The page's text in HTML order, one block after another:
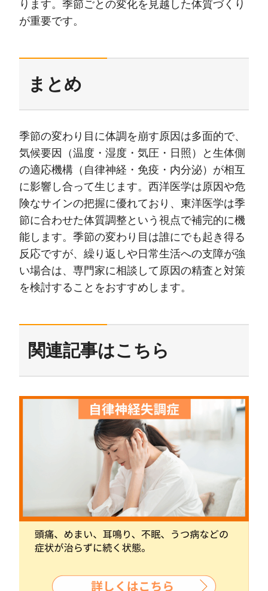
ります。季節ごとの変化を見越した体質づくり
が重要です。
まとめ
季節の変わり目に体調を崩す原因は多面的で、
気候要因（温度・湿度・気圧・日照）と生体側
の適応機構（自律神経・免疫・内分泌）が相互
に影響し合って生じます。西洋医学は原因や危
険なサインの把握に優れており、東洋医学は季
節に合わせた体質調整という視点で補完的に機
能します。季節の変わり目は誰にでも起き得る
反応ですが、繰り返しや日常生活への支障が強
い場合は、専門家に相談して原因の精査と対策
を検討することをおすすめします。
関連記事はこちら